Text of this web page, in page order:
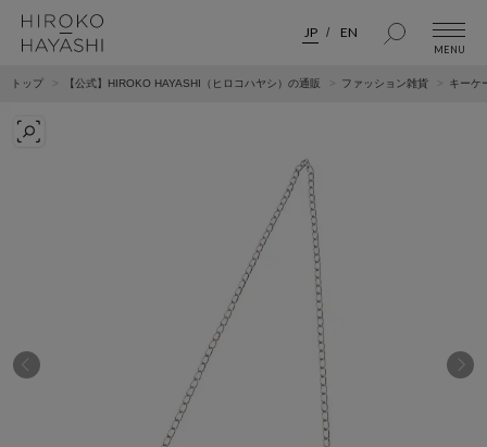
JP EN
トップ 【公式】HIROKO HAYASHI（ヒロコハヤシ）の通販 ファッション雑貨 キーケ